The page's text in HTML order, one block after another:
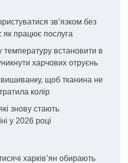
зв’язком без
як працює послуга
температуру встановити в
харчових отруєнь
щоб тканина не
колір
знову стають
у 2026 році
харків’ян обирають